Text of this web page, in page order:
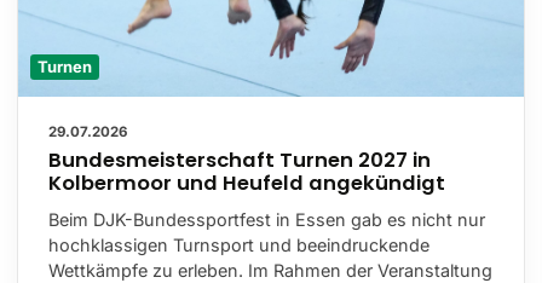
Turnen
29.07.2026
Bundesmeisterschaft Turnen 2027 in
Kolbermoor und Heufeld angekündigt
Beim DJK-Bundessportfest in Essen gab es nicht nur
hochklassigen Turnsport und beeindruckende
Wettkämpfe zu erleben. Im Rahmen der Veranstaltung